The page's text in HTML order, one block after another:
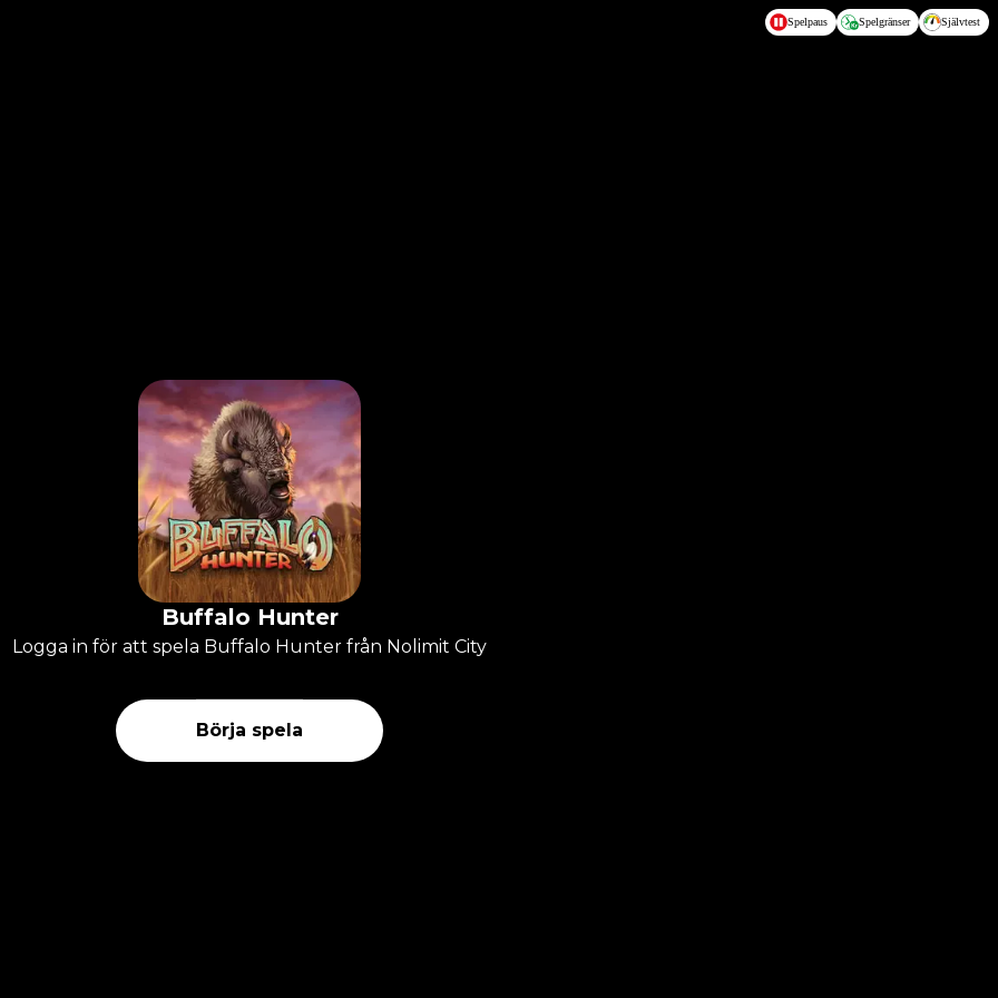
Spelpaus Spelgränser Självtest
Buffalo Hunter
Logga in för att spela Buffalo Hunter från Nolimit City
Börja spela